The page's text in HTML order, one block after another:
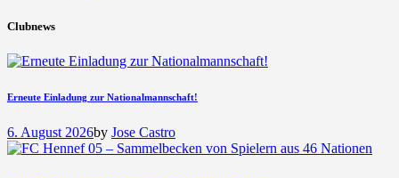
Clubnews
Erneute Einladung zur Nationalmannschaft!
6. August 2026by Jose Castro